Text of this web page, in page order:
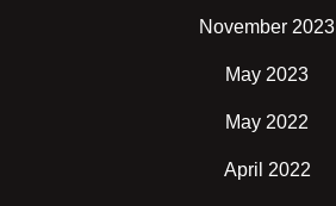
November 2023
May 2023
May 2022
April 2022